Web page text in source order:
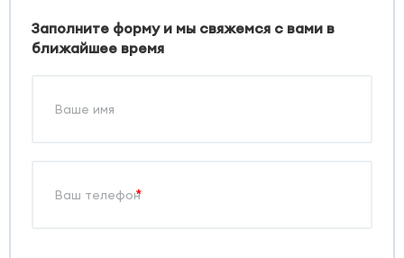
Заполните форму и мы свяжемся с вами в
ближайшее время
*